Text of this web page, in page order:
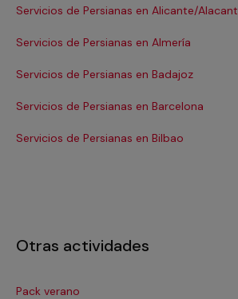
Servicios de Persianas en Alicante/Alacant
Servicios de Persianas en Almería
Servicios de Persianas en Badajoz
Servicios de Persianas en Barcelona
Servicios de Persianas en Bilbao
Otras actividades
Pack verano